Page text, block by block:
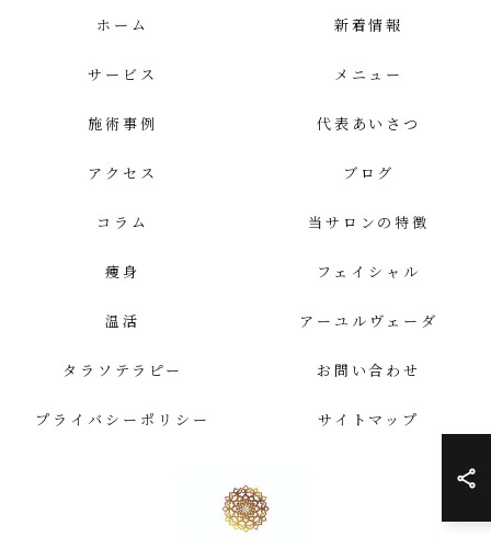
ホーム 新着情報
サービス メニュー
施術事例 代表あいさつ
アクセス ブログ
コラム 当サロンの特徴
痩身 フェイシャル
温活 アーユルヴェーダ
タラソテラピー お問い合わせ
プライバシーポリシー サイトマップ